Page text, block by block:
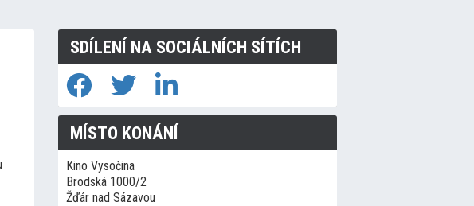
SDÍLENÍ NA SOCIÁLNÍCH SÍTÍCH
MÍSTO KONÁNÍ
Kino Vysočina
Brodská 1000/2
Žďár nad Sázavou